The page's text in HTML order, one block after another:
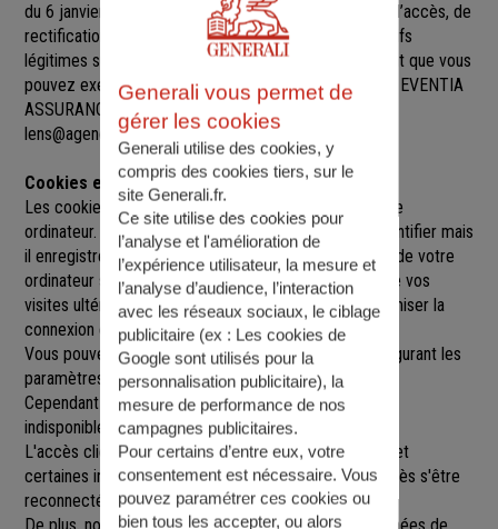
du 6 janvier 1978 modifiée, vous disposez d’un droit d’accès, de
rectification, de suppression et d’opposition pour motifs
légitimes sur l’ensemble des données vous concernant que vous
pouvez exercer sur simple demande auprès de SARL EVENTIA
ASSURANCES
, à 94 RUE RENE LANOY, 62300 LENS
lens@agence.generali.fr.
Cookies et sessions
Les cookies sont de petits fichiers implantés sur votre
ordinateur. Un cookie ne nous permet pas de vous identifier mais
il enregistre des informations relatives à la navigation de votre
ordinateur sur notre site que nous pourrons lire lors de vos
visites ultérieures afin de faciliter la navigation, d'optimiser la
connexion et de personnaliser l'utilisation du site.
Vous pouvez refuser l'utilisation des cookies en configurant les
paramètres de votre navigateur Internet.
Cependant le fait de refuser les cookies peut rendre
indisponibles toutes ou certaines parties du site.
L'accès client est construit avec un délai de session, et
certaines informations ne seront remises à jour qu'après s'être
reconnecté sur le site.
Generali vous permet de
gérer les cookies
Generali utilise des cookies, y
compris des cookies tiers, sur le
site Generali.fr.
Ce site utilise des cookies pour
l’analyse et l'amélioration de
l’expérience utilisateur, la mesure et
l’analyse d’audience, l’interaction
avec les réseaux sociaux, le ciblage
publicitaire (ex : Les cookies de
Google sont utilisés pour la
personnalisation publicitaire), la
mesure de performance de nos
campagnes publicitaires.
Pour certains d’entre eux, votre
consentement est nécessaire. Vous
pouvez paramétrer ces cookies ou
bien tous les accepter, ou alors